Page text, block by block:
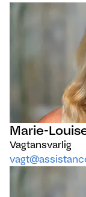
Marie-
Vagtansvarlig